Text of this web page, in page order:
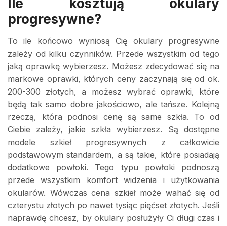
Ile kosztują okulary
progresywne?
To ile końcowo wyniosą Cię okulary progresywne
zależy od kilku czynników. Przede wszystkim od tego
jaką oprawkę wybierzesz. Możesz zdecydować się na
markowe oprawki, których ceny zaczynają się od ok.
200-300 złotych, a możesz wybrać oprawki, które
będą tak samo dobre jakościowo, ale tańsze. Kolejną
rzeczą, która podnosi cenę są same szkła. To od
Ciebie zależy, jakie szkła wybierzesz. Są dostępne
modele szkieł progresywnych z całkowicie
podstawowym standardem, a są takie, które posiadają
dodatkowe powłoki. Tego typu powłoki podnoszą
przede wszystkim komfort widzenia i użytkowania
okularów. Wówczas cena szkieł może wahać się od
czterystu złotych po nawet tysiąc pięćset złotych. Jeśli
naprawdę chcesz, by okulary posłużyły Ci długi czas i